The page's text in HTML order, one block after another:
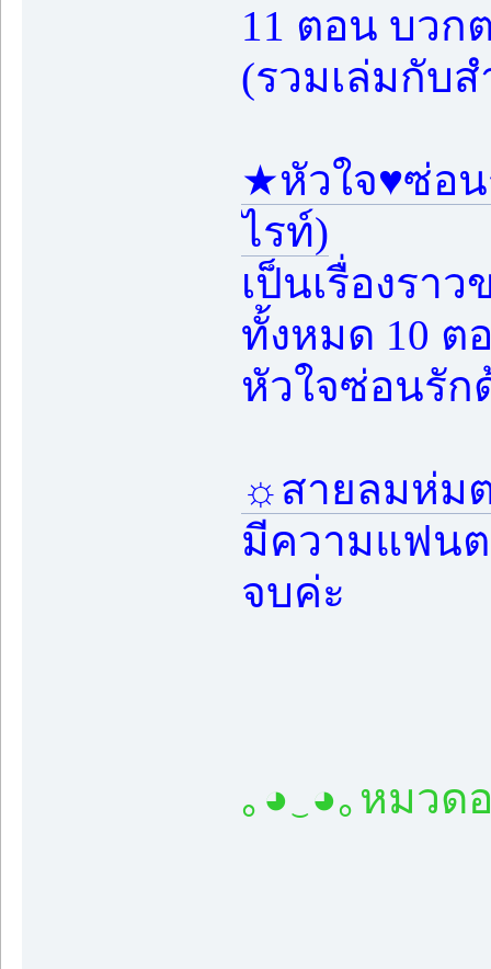
11 ตอน บวก
(รวมเล่มกับ
★หัวใจ♥ซ่อน
ไรท์)
เป็นเรื่องรา
ทั้งหมด 10 ต
หัวใจซ่อนรัก
☼สายลมห่ม
มีความแฟน
จบค่ะ
｡◕‿◕｡หมวด